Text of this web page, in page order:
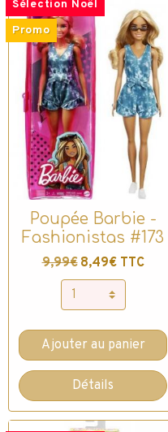
Sélection Noël
Promo
Poupée Barbie -
Fashionistas #173
9,99€ 8,49€ TTC
Ajouter au panier
Détails